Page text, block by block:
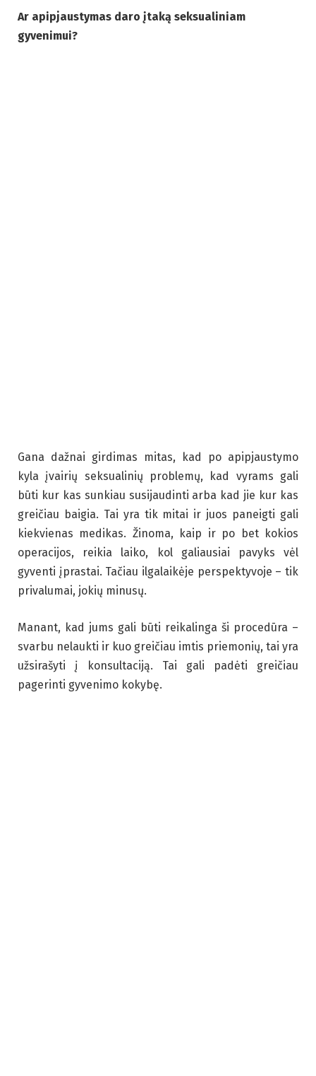
Ar apipjaustymas daro įtaką seksualiniam
gyvenimui?
Gana dažnai girdimas mitas, kad po apipjaustymo
kyla įvairių seksualinių problemų, kad vyrams gali
būti kur kas sunkiau susijaudinti arba kad jie kur kas
greičiau baigia. Tai yra tik mitai ir juos paneigti gali
kiekvienas medikas. Žinoma, kaip ir po bet kokios
operacijos, reikia laiko, kol galiausiai pavyks vėl
gyventi įprastai. Tačiau ilgalaikėje perspektyvoje – tik
privalumai, jokių minusų.
Manant, kad jums gali būti reikalinga ši procedūra –
svarbu nelaukti ir kuo greičiau imtis priemonių, tai yra
užsirašyti į konsultaciją. Tai gali padėti greičiau
pagerinti gyvenimo kokybę.